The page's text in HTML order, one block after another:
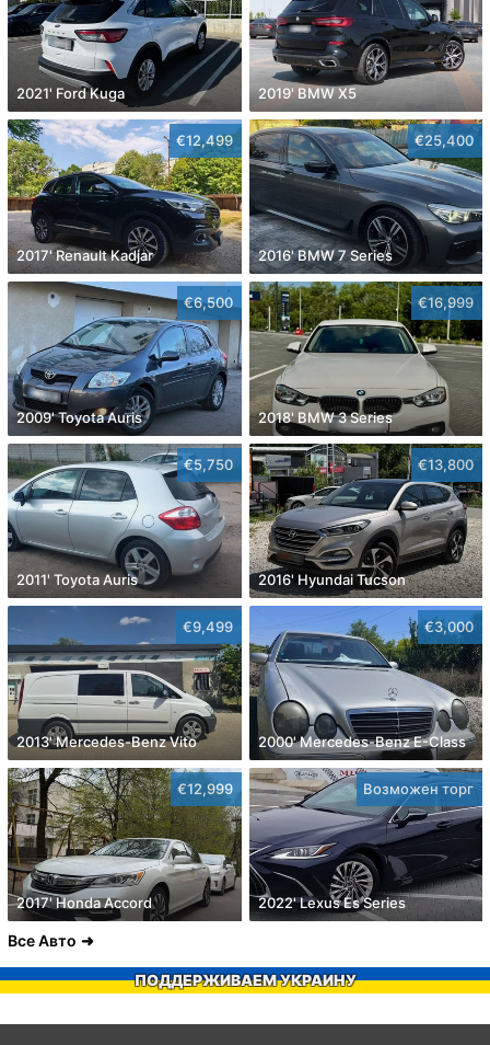
2021' Ford Kuga 2019' BMW X5
€12,499
2017' Renault Kadjar
€25,400
2016' BMW 7 Series
€6,500
2009' Toyota Auris
€16,999
2018' BMW 3 Series
€5,750
2011' Toyota Auris
€13,800
2016' Hyundai Tucson
€9,499
2013' Mercedes-Benz Vito
€3,000
2000' Mercedes-Benz E-Class
€12,999
2017' Honda Accord
Возможен торг
2022' Lexus Es Series
Все Авто
ПОДДЕРЖИВАЕМ УКРАИНУ